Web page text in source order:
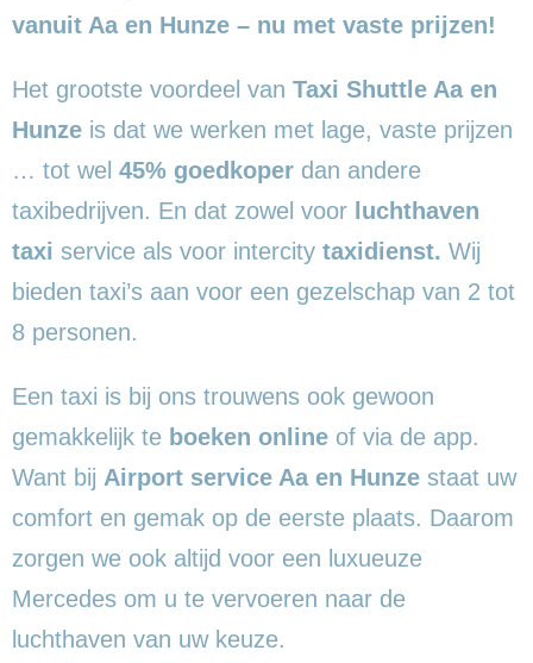
vanuit Aa en Hunze – nu met vaste prijzen!
Het grootste voordeel van Taxi Shuttle Aa en
Hunze is dat we werken met lage, vaste prijzen
… tot wel 45% goedkoper dan andere
taxibedrijven. En dat zowel voor luchthaven
taxi service als voor intercity taxidienst. Wij
bieden taxi’s aan voor een gezelschap van 2 tot
8 personen.
Een taxi is bij ons trouwens ook gewoon
gemakkelijk te boeken online of via de app.
Want bij Airport service Aa en Hunze staat uw
comfort en gemak op de eerste plaats. Daarom
zorgen we ook altijd voor een luxueuze
Mercedes om u te vervoeren naar de
luchthaven van uw keuze.